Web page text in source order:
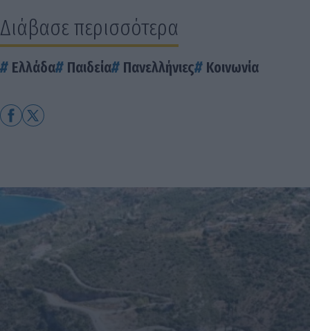
Διάβασε περισσότερα
Ελλάδα Παιδεία Πανελλήνιες Κοινωνία